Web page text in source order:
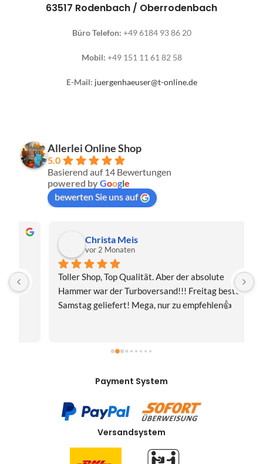
63517 Rodenbach / Oberrodenbach
Büro Telefon: +49 6184 93 86 20
Mobil: +49 151 11 61 82 58
E-Mail: juergenhaeuser@t-online.de
Allerlei Online Shop
5.0
Basierend auf 14 Bewertungen
powered byGoogle
bewerten Sie uns auf
Christa Meis
vor 2 Monaten
Toller Shop, Top Qualität. Aber der absolute
Hammer war der Turboversand!!! Freitag bestellt,
Samstag geliefert! Mega, nur zu empfehlen👍
Payment System
Versandsystem